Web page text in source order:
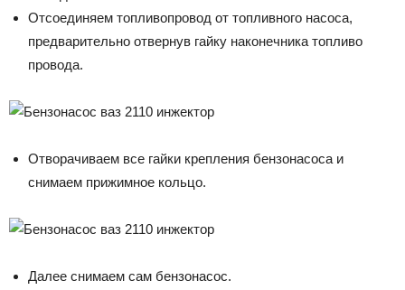
Отсоединяем топливопровод от топливного насоса,
предварительно отвернув гайку наконечника топливо
провода.
Отворачиваем все гайки крепления бензонасоса и
снимаем прижимное кольцо.
Далее снимаем сам бензонасос.